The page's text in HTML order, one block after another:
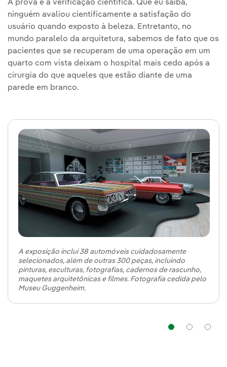
A prova é a verificação científica. Que eu saiba,
ninguém avaliou cientificamente a satisfação do
usuário quando exposto à beleza. Entretanto, no
mundo paralelo da arquitetura, sabemos de fato que os
pacientes que se recuperam de uma operação em um
quarto com vista deixam o hospital mais cedo após a
cirurgia do que aqueles que estão diante de uma
parede em branco.
A exposição inclui 38 automóveis cuidadosamente
selecionados, além de outras 300 peças, incluindo
pinturas, esculturas, fotografias, cadernos de rascunho,
maquetes arquitetônicas e filmes. Fotografia cedida pelo
Museu Guggenheim.